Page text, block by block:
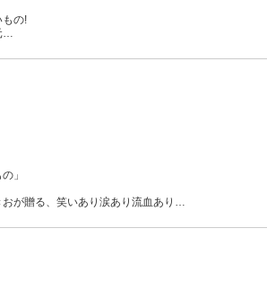
もの!
…
」
おが贈る、笑いあり涙あり流血あり …